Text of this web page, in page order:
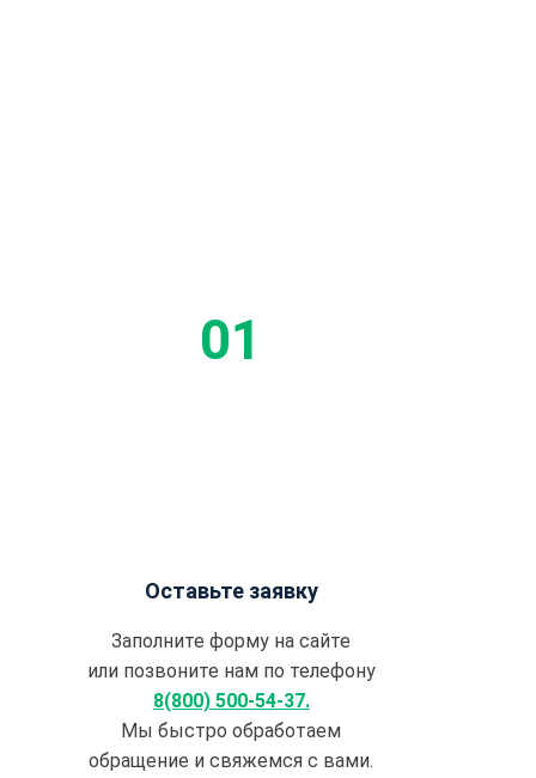
Оставьте заявку
Заполните форму на сайте
или позвоните нам по телефону
8(800) 500-54-37.
Мы быстро обработаем
обращение и свяжемся с вами.